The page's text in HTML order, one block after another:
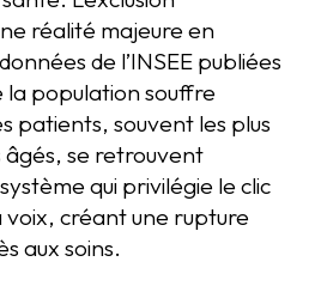
réalité majeure en
de l’INSEE publiées
la population souffre
patients, souvent les plus
âgés, se retrouvent
qui privilégie le clic
créant une rupture
aux soins.